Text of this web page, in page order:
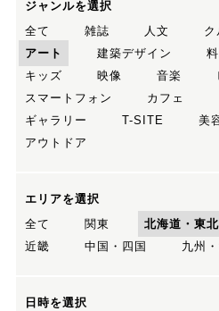
ジャンルを選択
全て
雑誌 人文
ク
アート
建築デザイン
キッズ
映像 音楽
スマートフォン
カフェ
ギャラリー
T-SITE 美
アウトドア
エリアを選択
全て
関東 北海道・東北
近畿
中国・四国 九州
日時を選択